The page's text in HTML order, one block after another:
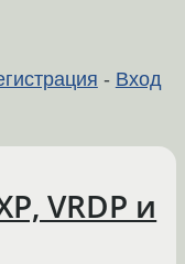
- Вход
VRDP и